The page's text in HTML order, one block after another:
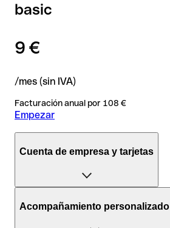
basic
9 €
/mes (sin IVA)
Facturación anual por 108 €
Empezar
Cuenta de empresa y tarjetas
Acompañamiento personalizado